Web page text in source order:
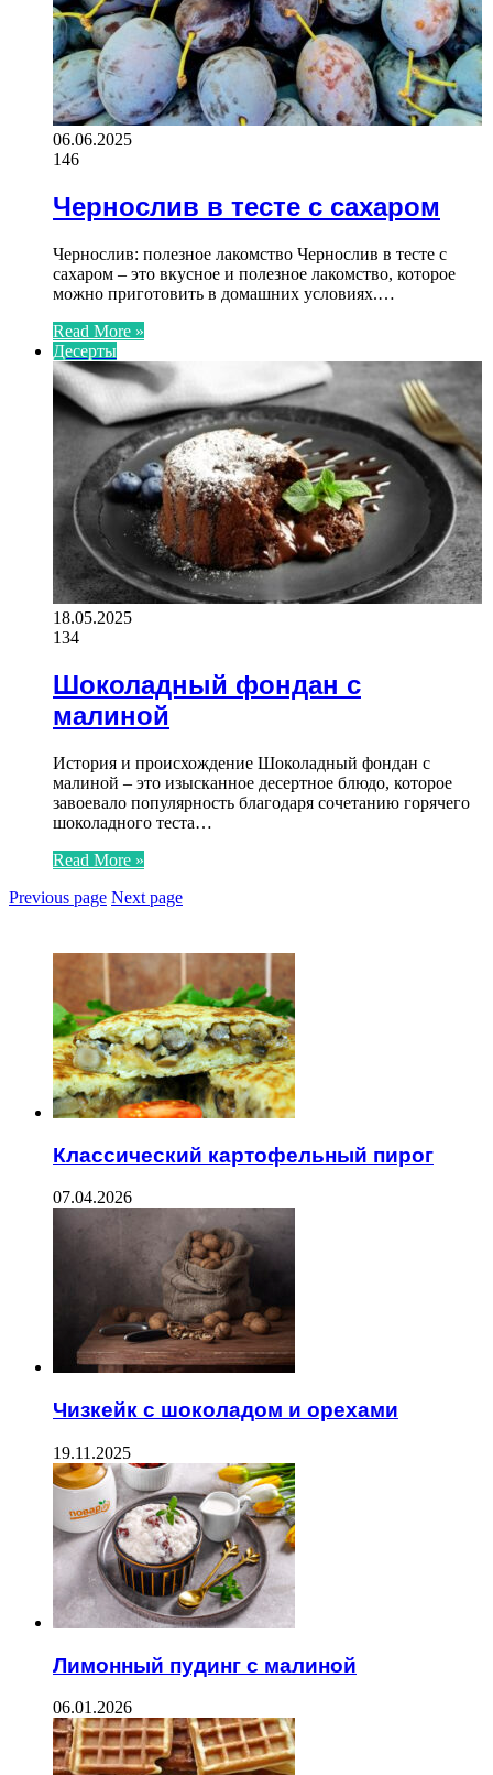
06.06.2025
146
Чернослив в тесте с сахаром
Чернослив: полезное лакомство Чернослив в тесте с
сахаром – это вкусное и полезное лакомство, которое
можно приготовить в домашних условиях.…
Read More »
Десерты
18.05.2025
134
Шоколадный фондан с
малиной
История и происхождение Шоколадный фондан с
малиной – это изысканное десертное блюдо, которое
завоевало популярность благодаря сочетанию горячего
шоколадного теста…
Read More »
Previous page Next page
Классический картофельный пирог
07.04.2026
Чизкейк с шоколадом и орехами
19.11.2025
Лимонный пудинг с малиной
06.01.2026